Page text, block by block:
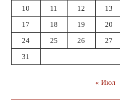
10 11 12 13
17 18 19 20
24 25 26 27
31
« Июл